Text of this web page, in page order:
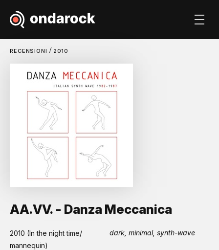
RECENSIONI / 2010
AA.VV. - Danza Meccanica
2010 (In the night time/
mannequin)
dark, minimal, synth-wave